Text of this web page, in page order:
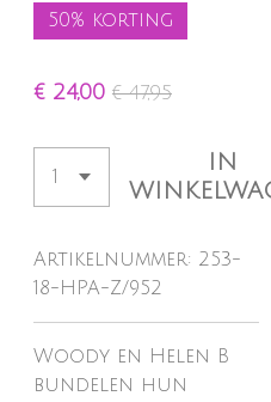
50% korting
€ 24,00 € 47,95
IN
Artikelnummer: 253-
18-HPA-Z/952
Woody en Helen B
bundelen hun